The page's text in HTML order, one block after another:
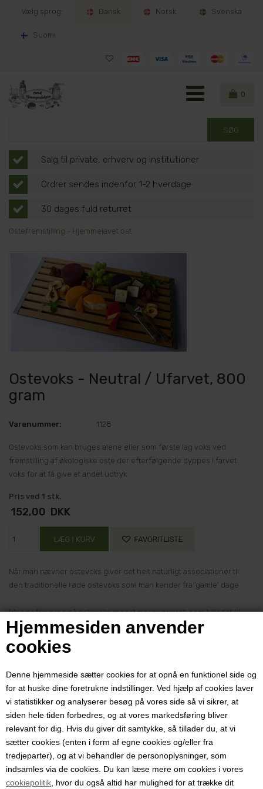
Hjemmesiden anvender
cookies
Denne hjemmeside sætter cookies for at opnå en funktionel side og
for at huske dine foretrukne indstillinger. Ved hjælp af cookies laver
vi statistikker og analyserer besøg på vores side så vi sikrer, at
siden hele tiden forbedres, og at vores markedsføring bliver
relevant for dig. Hvis du giver dit samtykke, så tillader du, at vi
sætter cookies (enten i form af egne cookies og/eller fra
tredjeparter), og at vi behandler de personoplysninger, som
indsamles via de cookies. Du kan læse mere om cookies i vores
cookiepolitik , hvor du også altid har mulighed for at trække dit
Vælg sprog: Dansk Norsk Svenska
Suomi
0
Salg til private, erhverv og institutioner
Ordrer sendes indenfor 1-2 hverdage
30 dages fuld returret
Ostefremstilling - Hjemmelavet ost
Ostevoks - Neutral / Ufarvet, 800
gram
Varenummer: 1128
Ostevoks som kan bruges alene eller som første lag voks ved
fremstilling af økologiske oste der efterfølgende dyppes i farvet
voks for at få give et andet udtryk.
Pris ved 1 stk.
152,00 DKK
Når man nævner ostevoks giver det helt naturligt associationer til
den traditionelle røde ostevoks som man kender fra ’gamle’ dage.
Idag er farverne på ostevoks meget mere varieret, som billedet til
højre illustrerer. Dansk Hjemmeproduktion lancerer derfor i første
omgang ostevoks i 3 farver; Rød, gul og sort til halvfaste og fastere
ostetyper.
Udover at have en beskyttende virkning for at minimere uønsket
vildskimmel og mugangreb, minsker voksen fordampning og
indtørring af osten under lagning. Voksen nedsætter samtidig
modningen af osten.
De flotte farver giver stor variation til ostebordet. En vokset ost er
også en flot og exklusiv værtindegave som uden tvivl vil gøre lykke
og blive et samtaleemne.